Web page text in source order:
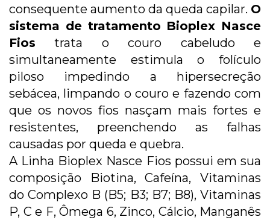
consequente aumento da queda capilar. O
sistema de tratamento Bioplex Nasce
Fios trata o couro cabeludo e
simultaneamente estimula o folículo
piloso impedindo a hipersecreção
sebácea, limpando o couro e fazendo com
que os novos fios nasçam mais fortes e
resistentes, preenchendo as falhas
causadas por queda e quebra.
A Linha Bioplex Nasce Fios possui em sua
composição Biotina, Cafeína, Vitaminas
do Complexo B (B5; B3; B7; B8), Vitaminas
P, C e F, Ômega 6, Zinco, Cálcio, Manganês